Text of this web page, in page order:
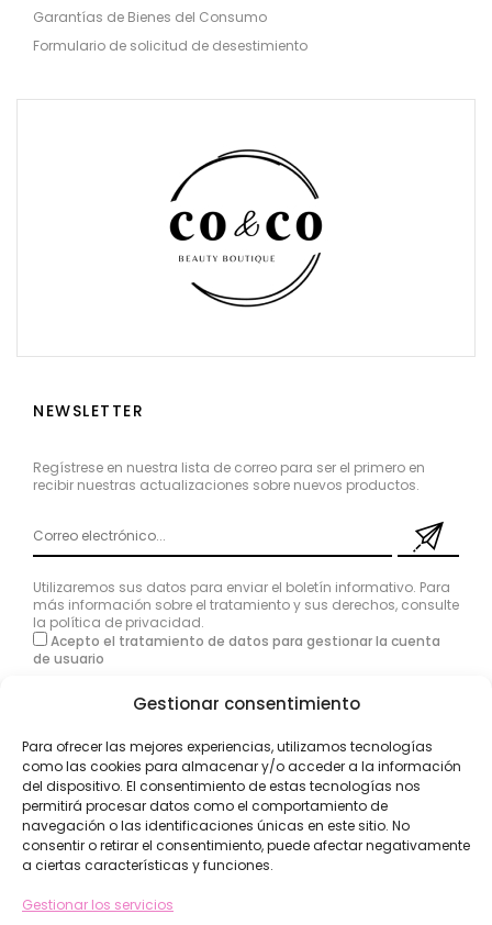
Gestionar consentimiento
Para ofrecer las mejores experiencias, utilizamos tecnologías
como las cookies para almacenar y/o acceder a la información
del dispositivo. El consentimiento de estas tecnologías nos
permitirá procesar datos como el comportamiento de
navegación o las identificaciones únicas en este sitio. No
consentir o retirar el consentimiento, puede afectar negativamente
a ciertas características y funciones.
Gestionar los servicios
Garantías de Bienes del Consumo
Formulario de solicitud de desestimiento
NEWSLETTER
Regístrese en nuestra lista de correo para ser el primero en
recibir nuestras actualizaciones sobre nuevos productos.
Utilizaremos sus datos para enviar el boletín informativo. Para
más información sobre el tratamiento y sus derechos, consulte
la política de privacidad.
Acepto el tratamiento de datos para gestionar la cuenta
de usuario